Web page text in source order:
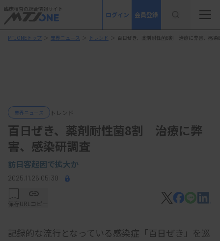
臨床検査の総合情報サイト
ログイン 会員登録
MTJONEトップ ＞ 業界ニュース ＞ トレンド ＞ 百日ぜき、薬剤耐性菌8割 治療に弊害、感染
業界ニュース トレンド
百日ぜき、薬剤耐性菌8割 治療に弊
害、感染研調査
訪日客起因で拡大か
2025.11.26 05:30
保存URLコピー
記録的な流行となっている感染症「百日ぜき」を巡